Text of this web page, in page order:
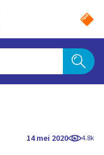
14 mei 2020 4.8k